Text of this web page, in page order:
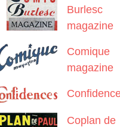
Burlesc
magazine
Comique
magazine
Coplan de